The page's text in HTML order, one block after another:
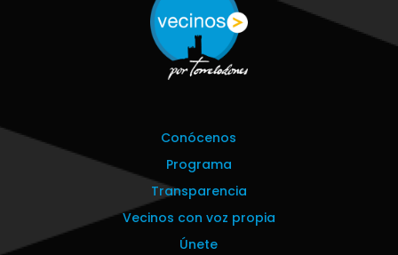
Conócenos
Programa
Transparencia
Vecinos con voz propia
Únete